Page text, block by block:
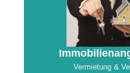
Vermietung &